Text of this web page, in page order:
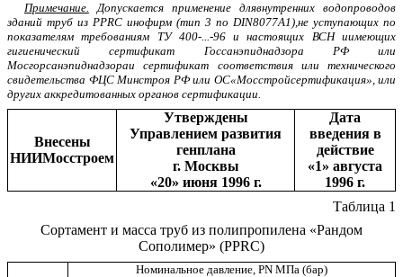
Примечание. Допускается применение длявнутренних водопроводов
зданий труб из PPRC инофирм (тип 3 по DIN8077A1),не уступающих по
показателям требованиям ТУ 400-...-96 и настоящих ВСН иимеющих
гигиенический сертификат Госсанэпиднадзора РФ или
Мосгорсанэпиднадзораи сертификат соответствия или технического
свидетельства ФЦС Минстроя РФ или ОС«Мосстройсертификация», или
других аккредитованных органов сертификации.
Внесены
НИИМосстроем
Утверждены
Управлением развития
генплана
г. Москвы
«20» июня 1996 г.
Дата
введения в
действие
«1» августа
1996 г.
Таблица 1
Сортамент и масса труб из полипропилена «Рандом
Сополимер» (PPRC)
Номинальное давление, PN МПа (бар)